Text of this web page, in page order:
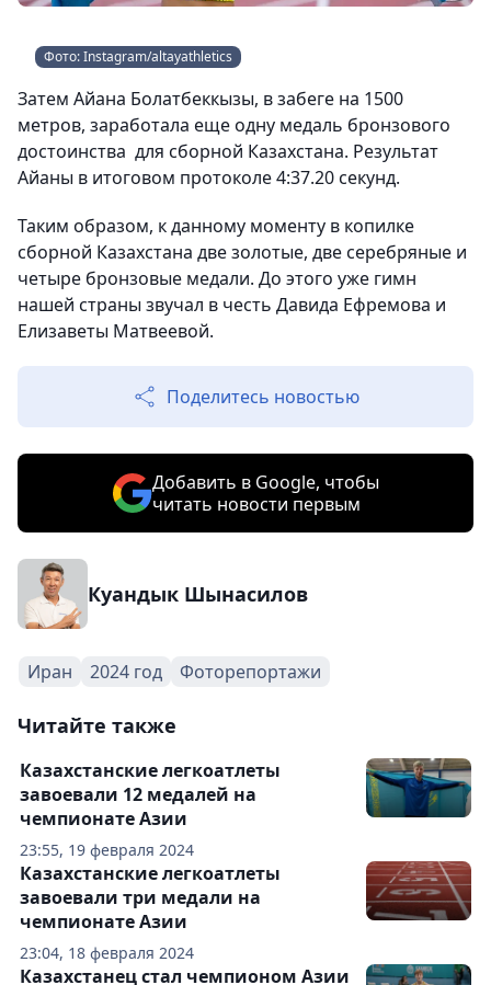
Фото: Instagram/altayathletics
Затем Айана Болатбеккызы, в забеге на 1500
метров, заработала еще одну медаль бронзового
достоинства для сборной Казахстана. Результат
Айаны в итоговом протоколе 4:37.20 секунд.
Таким образом, к данному моменту в копилке
сборной Казахстана две золотые, две серебряные и
четыре бронзовые медали. До этого уже гимн
нашей страны звучал в честь Давида Ефремова и
Елизаветы Матвеевой.
Поделитесь новостью
Добавить в Google, чтобы
читать новости первым
Куандык Шынасилов
Иран 2024 год Фоторепортажи
Читайте также
23:55, 19 февраля 2024
Казахстанские легкоатлеты
завоевали 12 медалей на
чемпионате Азии
23:04, 18 февраля 2024
Казахстанские легкоатлеты
завоевали три медали на
чемпионате Азии
Казахстанец стал чемпионом Азии